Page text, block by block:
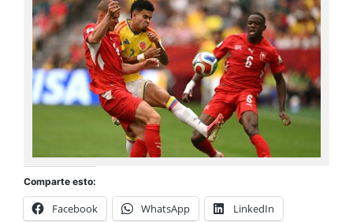
Comparte esto:
Facebook WhatsApp LinkedIn